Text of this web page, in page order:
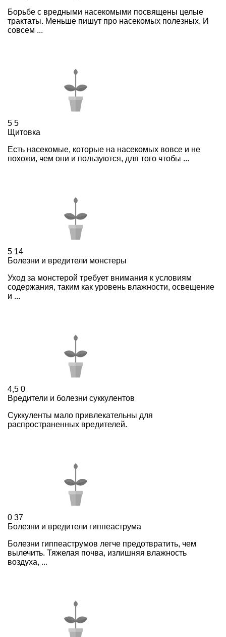
Борьбе с вредными насекомыми посвящены целые
трактаты. Меньше пишут про насекомых полезных. И
совсем ...
5 5
Щитовка
Есть насекомые, которые на насекомых вовсе и не
похожи, чем они и пользуются, для того чтобы ...
5 14
Болезни и вредители монстеры
Уход за монстерой требует внимания к условиям
содержания, таким как уровень влажности, освещение
и ...
4,5 0
Вредители и болезни суккулентов
Суккуленты мало привлекательны для
распространенных вредителей.
0 37
Болезни и вредители гиппеаструма
Болезни гиппеаструмов легче предотвратить, чем
вылечить. Тяжелая почва, излишняя влажность
воздуха, ...